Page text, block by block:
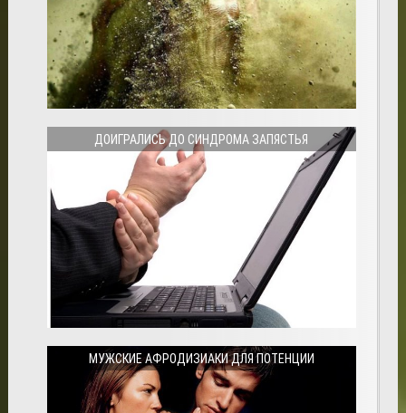
ДОИГРАЛИСЬ ДО СИНДРОМА ЗАПЯСТЬЯ
МУЖСКИЕ АФРОДИЗИАКИ ДЛЯ ПОТЕНЦИИ